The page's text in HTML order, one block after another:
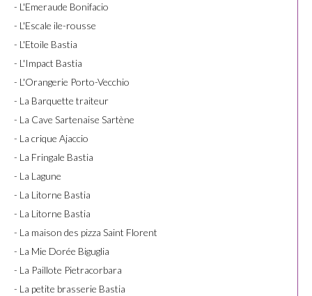
- L'Emeraude Bonifacio
- L'Escale ile-rousse
- L'Etoile Bastia
- L'Impact Bastia
- L'Orangerie Porto-Vecchio
- La Barquette traiteur
- La Cave Sartenaise Sartène
- La crique Ajaccio
- La Fringale Bastia
- La Lagune
- La Litorne Bastia
- La Litorne Bastia
- La maison des pizza Saint Florent
- La Mie Dorée Biguglia
- La Paillote Pietracorbara
- La petite brasserie Bastia